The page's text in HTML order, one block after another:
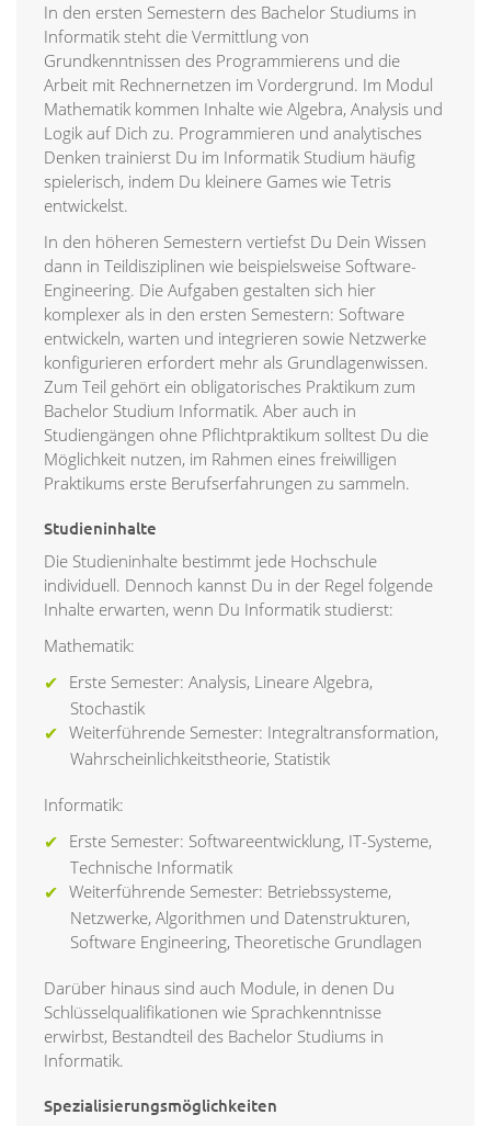
In den ersten Semestern des Bachelor Studiums in
Informatik steht die Vermittlung von
Grundkenntnissen des Programmierens und die
Arbeit mit Rechnernetzen im Vordergrund. Im Modul
Mathematik kommen Inhalte wie Algebra, Analysis und
Logik auf Dich zu. Programmieren und analytisches
Denken trainierst Du im Informatik Studium häufig
spielerisch, indem Du kleinere Games wie Tetris
entwickelst.
In den höheren Semestern vertiefst Du Dein Wissen
dann in Teildisziplinen wie beispielsweise Software-
Engineering. Die Aufgaben gestalten sich hier
komplexer als in den ersten Semestern: Software
entwickeln, warten und integrieren sowie Netzwerke
konfigurieren erfordert mehr als Grundlagenwissen.
Zum Teil gehört ein obligatorisches Praktikum zum
Bachelor Studium Informatik. Aber auch in
Studiengängen ohne Pflichtpraktikum solltest Du die
Möglichkeit nutzen, im Rahmen eines freiwilligen
Praktikums erste Berufserfahrungen zu sammeln.
Studieninhalte
Die Studieninhalte bestimmt jede Hochschule
individuell. Dennoch kannst Du in der Regel folgende
Inhalte erwarten, wenn Du Informatik studierst:
Mathematik:
Erste Semester: Analysis, Lineare Algebra,
Stochastik
Weiterführende Semester: Integraltransformation,
Wahrscheinlichkeitstheorie, Statistik
Informatik:
Erste Semester: Softwareentwicklung, IT-Systeme,
Technische Informatik
Weiterführende Semester: Betriebssysteme,
Netzwerke, Algorithmen und Datenstrukturen,
Software Engineering, Theoretische Grundlagen
Darüber hinaus sind auch Module, in denen Du
Schlüsselqualifikationen wie Sprachkenntnisse
erwirbst, Bestandteil des Bachelor Studiums in
Informatik.
Spezialisierungsmöglichkeiten